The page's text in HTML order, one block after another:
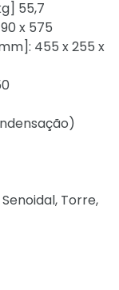
55,7
x 575
455 x 255 x
Torre,